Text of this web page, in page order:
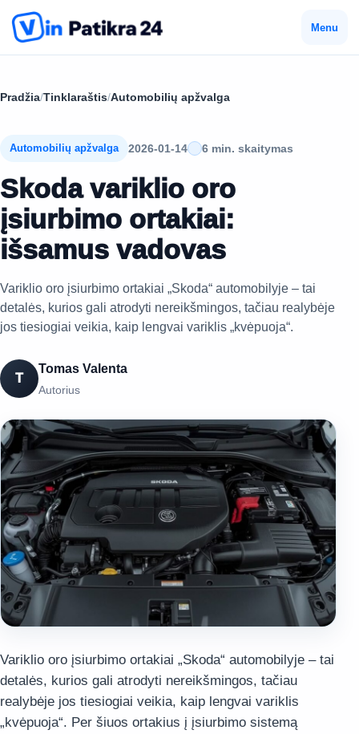
Menu
Pradžia/Tinklaraštis/Automobilių apžvalga
Automobilių apžvalga 2026-01-14 6 min. skaitymas
Skoda variklio oro
įsiurbimo ortakiai:
išsamus vadovas
Variklio oro įsiurbimo ortakiai „Skoda“ automobilyje – tai
detalės, kurios gali atrodyti nereikšmingos, tačiau realybėje
jos tiesiogiai veikia, kaip lengvai variklis „kvėpuoja“.
T
Tomas Valenta
Autorius
Variklio oro įsiurbimo ortakiai „Skoda“ automobilyje – tai
detalės, kurios gali atrodyti nereikšmingos, tačiau
realybėje jos tiesiogiai veikia, kaip lengvai variklis
„kvėpuoja“. Per šiuos ortakius į įsiurbimo sistemą